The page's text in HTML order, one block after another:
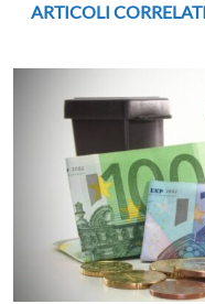
ARTICOLI CORRELATI